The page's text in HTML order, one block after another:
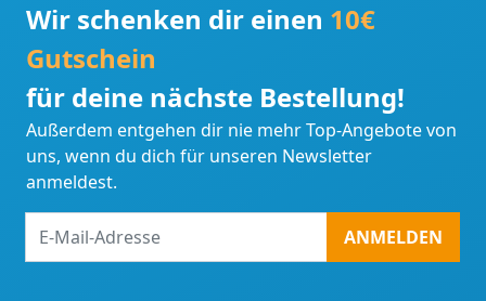
Wir schenken dir einen 10€
Gutschein
für deine nächste Bestellung!
Außerdem entgehen dir nie mehr Top-Angebote von
uns, wenn du dich für unseren Newsletter
anmeldest.
Mail-
ANMELDEN